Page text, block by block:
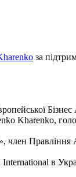
за
Kharenko,
член
International